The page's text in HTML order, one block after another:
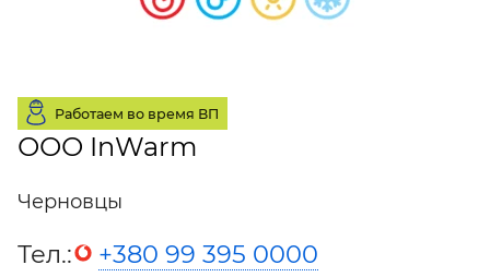
Работаем во время ВП
ООО InWarm
Черновцы
Тел.:
+380 99 395 0000